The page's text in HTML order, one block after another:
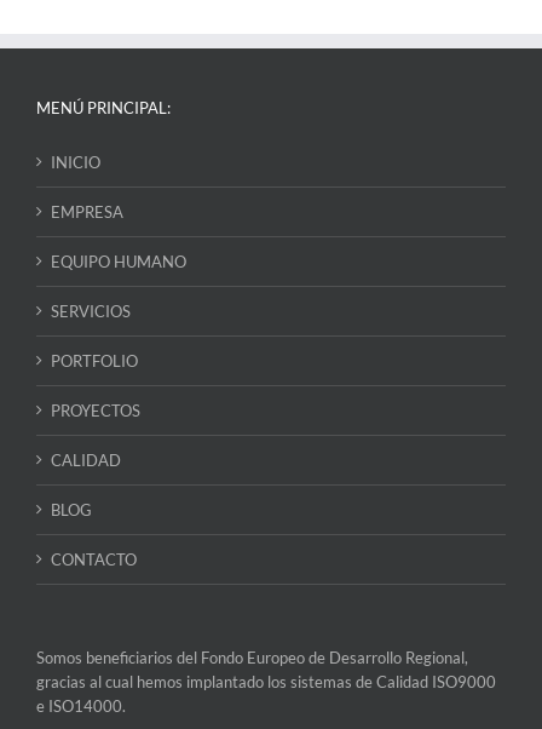
MENÚ PRINCIPAL:
INICIO
EMPRESA
EQUIPO HUMANO
SERVICIOS
PORTFOLIO
PROYECTOS
CALIDAD
BLOG
CONTACTO
Somos beneficiarios del Fondo Europeo de Desarrollo Regional,
gracias al cual hemos implantado los sistemas de Calidad ISO9000
e ISO14000.